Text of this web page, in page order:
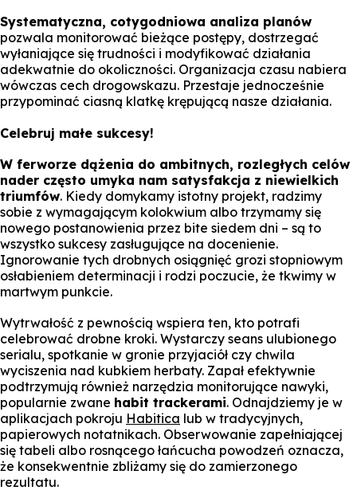
Systematyczna, cotygodniowa analiza planów
pozwala monitorować bieżące postępy, dostrzegać
wyłaniające się trudności i modyfikować działania
adekwatnie do okoliczności. Organizacja czasu nabiera
wówczas cech drogowskazu. Przestaje jednocześnie
przypominać ciasną klatkę krępującą nasze działania.
Celebruj małe sukcesy!
W ferworze dążenia do ambitnych, rozległych celów
nader często umyka nam satysfakcja z niewielkich
triumfów. Kiedy domykamy istotny projekt, radzimy
sobie z wymagającym kolokwium albo trzymamy się
nowego postanowienia przez bite siedem dni – są to
wszystko sukcesy zasługujące na docenienie.
Ignorowanie tych drobnych osiągnięć grozi stopniowym
osłabieniem determinacji i rodzi poczucie, że tkwimy w
martwym punkcie.
Wytrwałość z pewnością wspiera ten, kto potrafi
celebrować drobne kroki. Wystarczy seans ulubionego
serialu, spotkanie w gronie przyjaciół czy chwila
wyciszenia nad kubkiem herbaty. Zapał efektywnie
podtrzymują również narzędzia monitorujące nawyki,
popularnie zwane habit trackerami. Odnajdziemy je w
aplikacjach pokroju Habitica lub w tradycyjnych,
papierowych notatnikach. Obserwowanie zapełniającej
się tabeli albo rosnącego łańcucha powodzeń oznacza,
że konsekwentnie zbliżamy się do zamierzonego
rezultatu.